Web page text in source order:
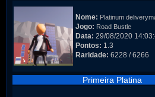
Nome: Platinum
Jogo: Road Bustle
Data: 29/08/2020
Pontos: 1.3
Raridade: 6228 / 6266
Primeira Platina